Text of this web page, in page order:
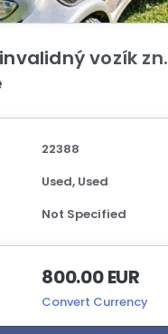
vozík zn.
22388
Used, Used
Not Specified
800.00 EUR
Convert Currency